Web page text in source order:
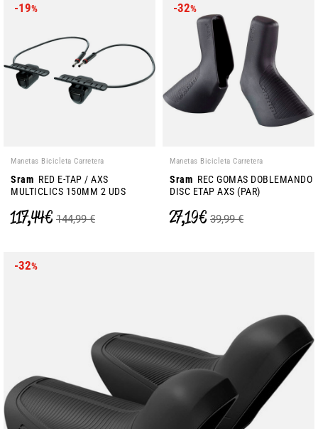
-19%
Manetas Bicicleta Carretera
Sram RED E-TAP / AXS
MULTICLICS 150MM 2 UDS
117,44 € 144,99 €
-32%
Manetas Bicicleta Carretera
Sram REC GOMAS DOBLEMANDO
DISC ETAP AXS (PAR)
27,19 € 39,99 €
-32%